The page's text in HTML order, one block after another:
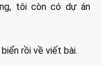
tôi còn có dự án
rồi về viết bài.